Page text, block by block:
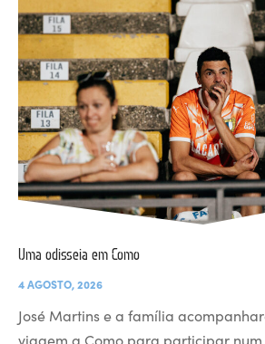
Uma odisseia em Como
4 AGOSTO, 2026
José Martins e a família
viagem a Como para participar